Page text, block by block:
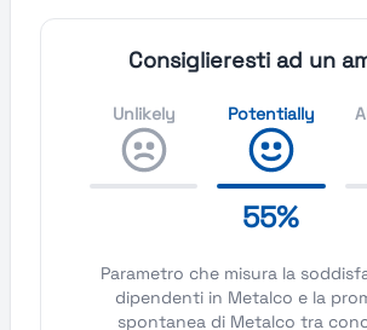
Consiglieresti ad un
Unlikely Potentially
55%
Parametro che misura la
dipendenti in Metalco e la
spontanea di Metalco tra